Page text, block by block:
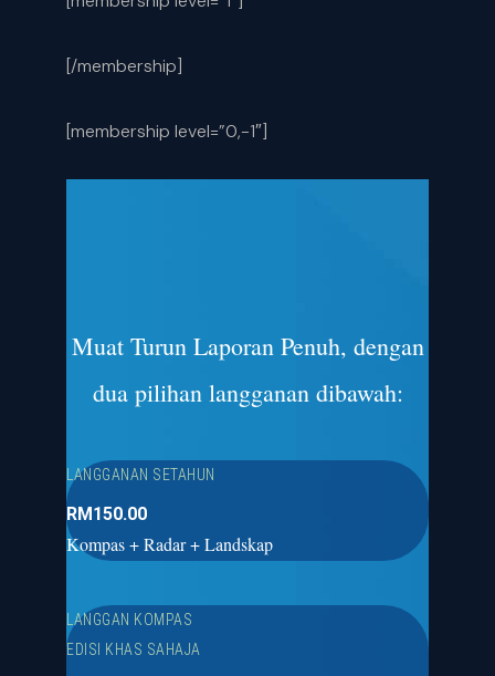
[/membership]
[membership level=”0,-1″]
Muat Turun Laporan Penuh, dengan
dua pilihan langganan dibawah:
LANGGANAN SETAHUN
RM150.00
Kompas + Radar + Landskap
LANGGAN KOMPAS
EDISI KHAS SAHAJA